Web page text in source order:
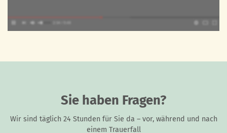
Sie haben Fragen?
Wir sind täglich 24 Stunden für Sie da – vor, während und nach
einem Trauerfall